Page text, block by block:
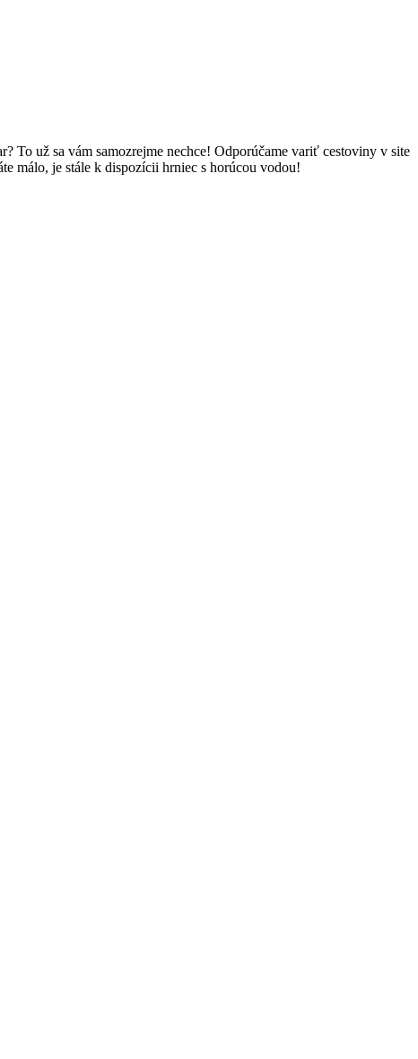
To už sa vám samozrejme nechce! Odporúčame variť cestoviny v site
málo, je stále k dispozícii hrniec s horúcou vodou!